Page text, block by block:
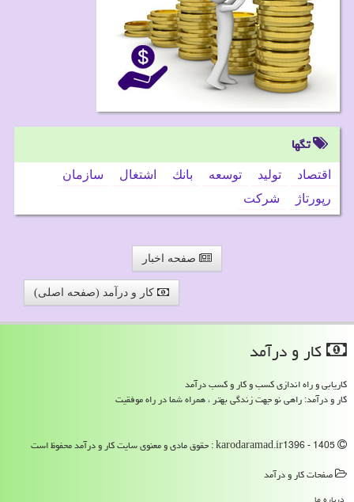
تگها
اقتصاد تولید توسعه بانك اشتغال
سازمان
رپورتاژ
شركت
صفحه اخبار
کار و درآمد (صفحه اصلی)
كار و درآمد
کاریابی و راه اندازی کسب و کار و کسب درآمد
کار و درآمد: راهی نو جهت زندگی بهتر ، همراه شما در راه موفقیت
صفحات كار و درآمد